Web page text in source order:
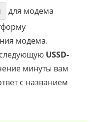
для модема
модема.
USSD-
минуты вам
с названием